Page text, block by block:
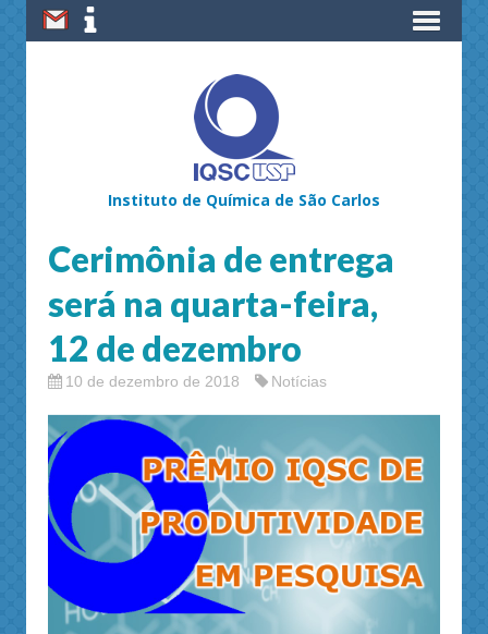
Instituto de Química de São Carlos
Cerimônia de entrega
será na quarta-feira,
12 de dezembro
10 de dezembro de 2018 Notícias